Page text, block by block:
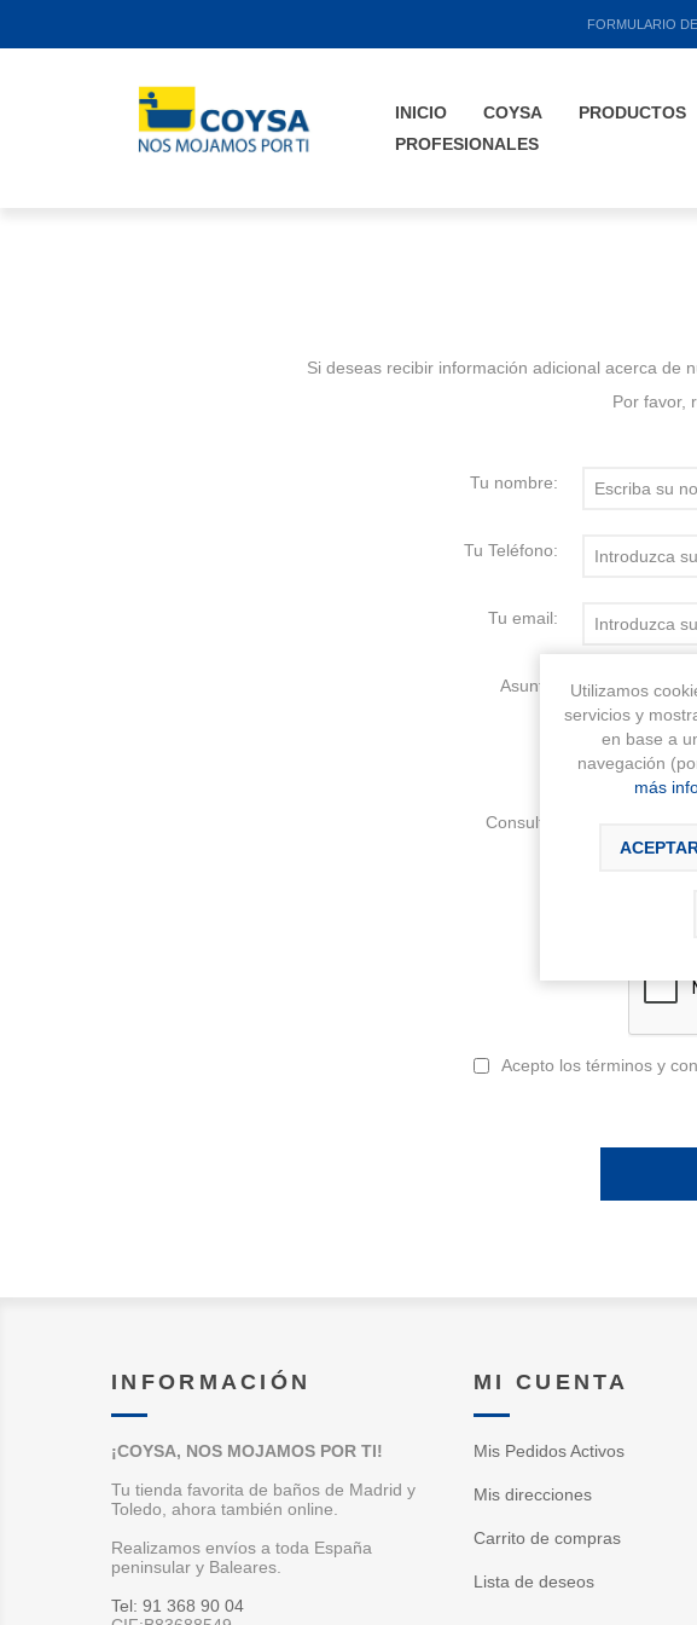
FORMULARIO
INICIO COYSA PRODUCTOS
PROFESIONALES
Si deseas recibir información adicional acerca de
Por favor,
Tu nombre:
Tu Teléfono:
Tu email:
Asunto:
Consulta:
Acepto los términos y
INFORMACIÓN
¡COYSA, NOS MOJAMOS POR TI!
Tu tienda favorita de baños de Madrid y
Toledo, ahora también online.
Realizamos envíos a toda España
peninsular y Baleares.
Tel: 91 368 90 04
MI CUENTA
Mis Pedidos Activos
Mis direcciones
Carrito de compras
Lista de deseos
Utilizamos
servicios y
en base a
navegación
más